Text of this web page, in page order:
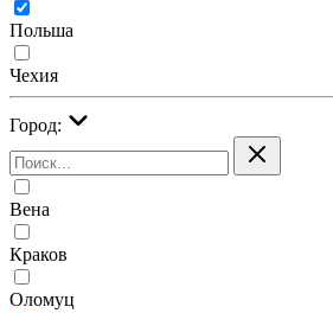
Польша
Чехия
Город:
Вена
Краков
Оломуц